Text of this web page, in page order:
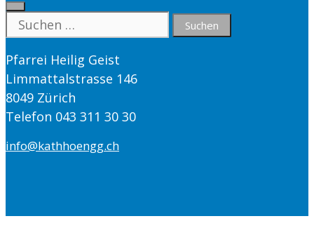
Close
Suche
nach:
Pfarrei Heilig Geist
Limmattalstrasse 146
8049 Zürich
Telefon 043 311 30 30
info@kathhoengg.ch